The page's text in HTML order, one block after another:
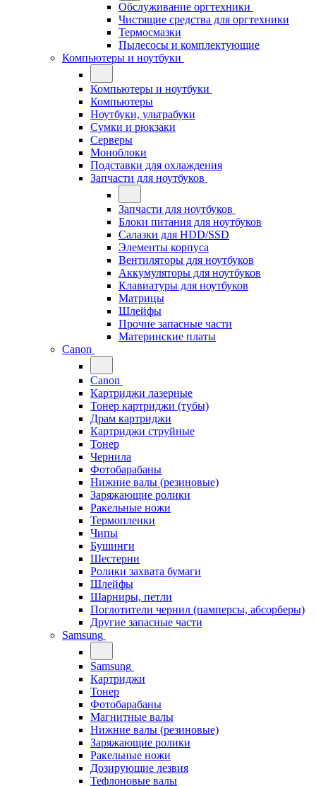
Обслуживание оргтехники
Чистящие средства для оргтехники
Термосмазки
Пылесосы и комплектующие
Компьютеры и ноутбуки
Компьютеры и ноутбуки
Компьютеры
Ноутбуки, ультрабуки
Сумки и рюкзаки
Серверы
Моноблоки
Подставки для охлаждения
Запчасти для ноутбуков
Запчасти для ноутбуков
Блоки питания для ноутбуков
Салазки для HDD/SSD
Элементы корпуса
Вентиляторы для ноутбуков
Аккумуляторы для ноутбуков
Клавиатуры для ноутбуков
Матрицы
Шлейфы
Прочие запасные части
Материнские платы
Canon
Canon
Картриджи лазерные
Тонер картриджи (тубы)
Драм картриджи
Картриджи струйные
Тонер
Чернила
Фотобарабаны
Нижние валы (резиновые)
Заряжающие ролики
Ракельные ножи
Термопленки
Чипы
Бушинги
Шестерни
Ролики захвата бумаги
Шлейфы
Шарниры, петли
Поглотители чернил (памперсы, абсорберы)
Другие запасные части
Samsung
Samsung
Картриджи
Тонер
Фотобарабаны
Магнитные валы
Нижние валы (резиновые)
Заряжающие ролики
Ракельные ножи
Дозирующие лезвия
Тефлоновые валы